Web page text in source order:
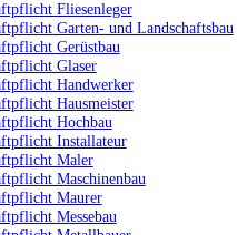
Fliesenleger
Garten- und Landschaftsbau
Gerüstbau
Glaser
Handwerker
Hausmeister
Hochbau
Installateur
Maler
Maschinenbau
Maurer
Messebau